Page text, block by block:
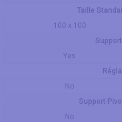
Taille
100 x 100
Yes
No
Support
No